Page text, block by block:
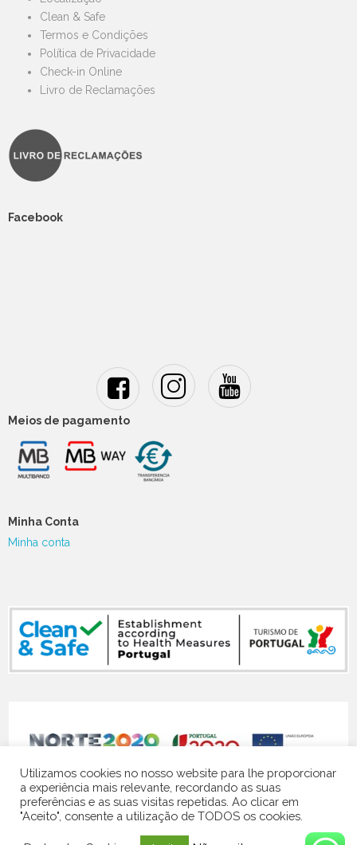
Clean & Safe
Termos e Condições
Política de Privacidade
Check-in Online
Livro de Reclamações
Facebook
Meios de pagamento
Minha Conta
Minha conta
© 2024 Quinta Vale do Homem | website by Contacto Visual
Utilizamos cookies no nosso website para lhe proporcionar
a experiência mais relevante, recordando as suas
preferências e as suas visitas repetidas. Ao clicar em
"Aceito", consente a utilização de TODOS os cookies.